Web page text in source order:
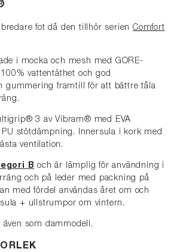
fot då den tillhör serien Comfort
i mocka och mesh med GORE-
vattentäthet och god
gummering framtill för att bättre tåla
3 av Vibram® med EVA
stötdämpning. Innersula i kork med
ventilation.
B och är lämplig för användning i
och på leder med packning på
med fördel användas året om och
+ ullstrumpor om vintern.
som dammodell.